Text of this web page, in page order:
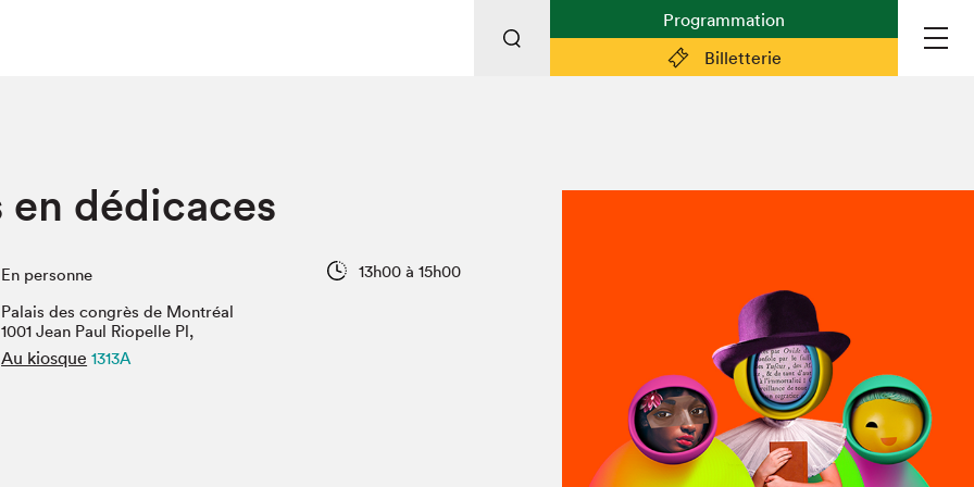
Billetterie
Programmation
Programmation dans la ville
Vidéos et balados
Espace exposant·e·s
Espace enseignant·e·s
Espace participant⋅e⋅s
Espace Salon dans la ville
Espace bénévoles
Devenir bénévole
dédicaces
En personne
13h00 à 15h00
Palais des congrès de Montréal
1001 Jean Paul Riopelle Pl,
Au kiosque 1313A